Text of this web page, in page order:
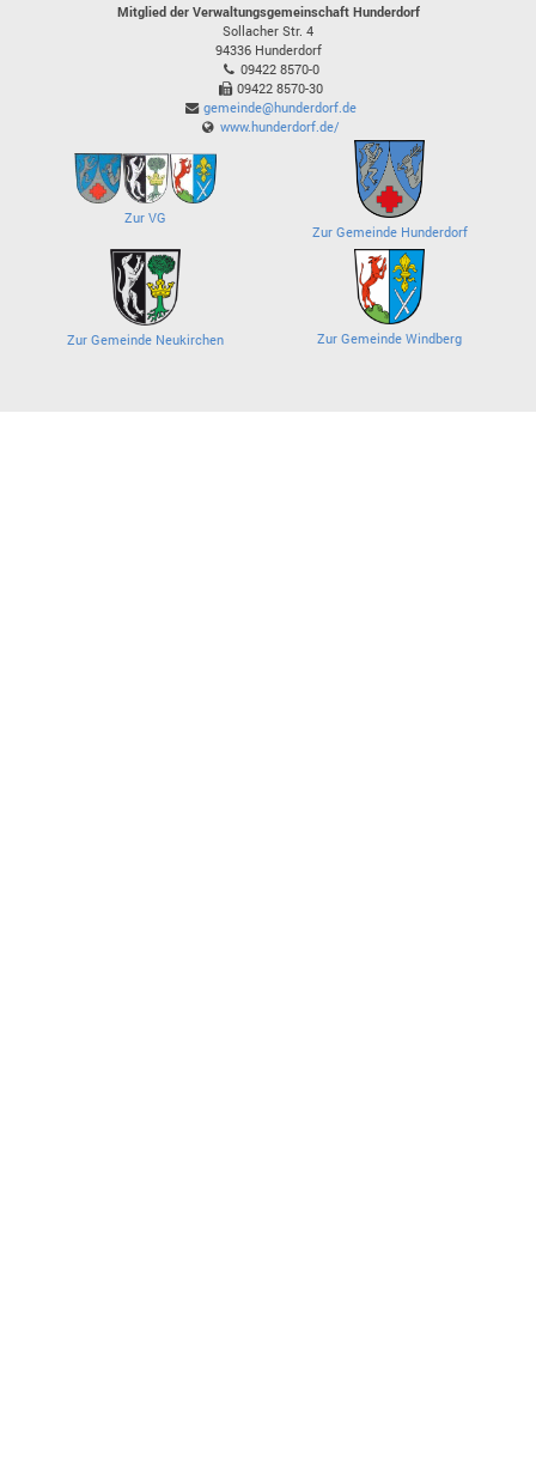
Mitglied der Verwaltungsgemeinschaft Hunderdorf
Sollacher Str. 4
94336 Hunderdorf
09422 8570-0
09422 8570-30
gemeinde@hunderdorf.de
www.hunderdorf.de/
Zur VG
Zur Gemeinde Hunderdorf
Zur Gemeinde Neukirchen Zur Gemeinde Windberg